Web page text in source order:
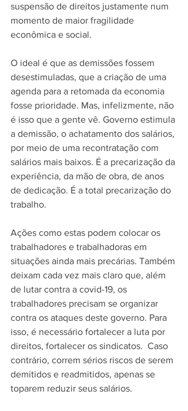
suspensão de direitos justamente num
momento de maior fragilidade
econômica e social.
O ideal é que as demissões fossem
desestimuladas, que a criação de uma
agenda para a retomada da economia
fosse prioridade. Mas, infelizmente, não
é isso que a gente vê. Governo estimula
a demissão, o achatamento dos salários,
por meio de uma recontratação com
salários mais baixos. É a precarização da
experiência, da mão de obra, de anos
de dedicação. É a total precarização do
trabalho.
Ações como estas podem colocar os
trabalhadores e trabalhadoras em
situações ainda mais precárias. Também
deixam cada vez mais claro que, além
de lutar contra a covid-19, os
trabalhadores precisam se organizar
contra os ataques deste governo. Para
isso, é necessário fortalecer a luta por
direitos, fortalecer os sindicatos.  Caso
contrário, correm sérios riscos de serem
demitidos e readmitidos, apenas se
toparem reduzir seus salários.